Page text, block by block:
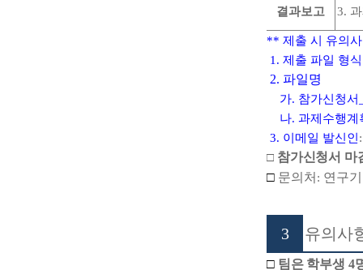
결과보고 3.
** 제출 시 유의
1. 제출 파일 형식
2. 파일명
가. 참가신청서
나. 과제수행계
3. 이메일 발신인
□ 참가신청서 마
□ 문의처 : 연구
3 유의사
□ 팀은 학부생 4